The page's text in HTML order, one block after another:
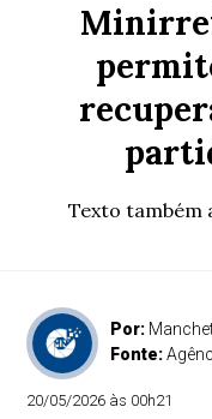
Texto também
Por:
Fonte:
20/05/2026 às 00h21